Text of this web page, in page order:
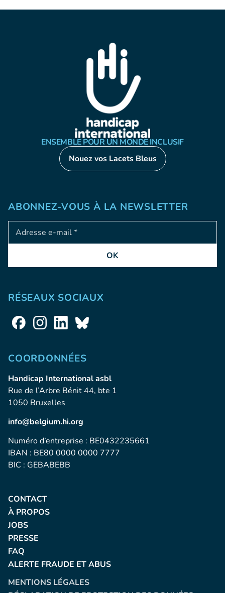
ENSEMBLE POUR UN MONDE INCLUSIF
Nouez vos Lacets Bleus
ABONNEZ-VOUS À LA NEWSLETTER
Adresse e-mail
OK
RÉSEAUX SOCIAUX
COORDONNÉES
Handicap International asbl
Rue de l’Arbre Bénit 44, bte 1
1050 Bruxelles
info@belgium.hi.org
Numéro d’entreprise : BE0432235661
IBAN : BE80 0000 0000 7777
BIC : GEBABEBB
CONTACT
À PROPOS
JOBS
PRESSE
FAQ
ALERTE FRAUDE ET ABUS
MENTIONS LÉGALES